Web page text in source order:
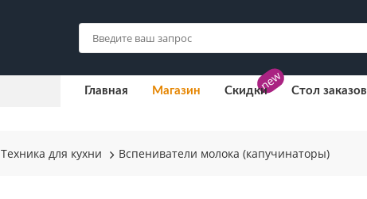
Главная Магазин new
Скидки Стол заказов
Техника для кухни Вспениватели молока (капучинаторы)